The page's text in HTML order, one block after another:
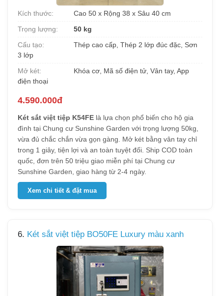
Kích thước:
Cao 50 x Rộng 38 x Sâu 40 cm
Trọng lượng:
50 kg
Cấu tạo:
Thép cao cấp, Thép 2 lớp đúc đặc, Sơn
3 lớp
Mở két:
Khóa cơ, Mã số điện tử, Vân tay, App
điện thoại
4.590.000đ
Két sắt việt tiệp K54FE là lựa chọn phổ biến cho hộ gia
đình tại Chung cư Sunshine Garden với trọng lượng 50kg,
vừa đủ chắc chắn vừa gọn gàng. Mở két bằng vân tay chỉ
trong 1 giây, tiện lợi và an toàn tuyệt đối. Ship COD toàn
quốc, đơn trên 50 triệu giao miễn phí tại Chung cư
Sunshine Garden, giao hàng từ 2-4 ngày.
Xem chi tiết & đặt mua
6. Két sắt việt tiệp BO50FE Luxury màu xanh